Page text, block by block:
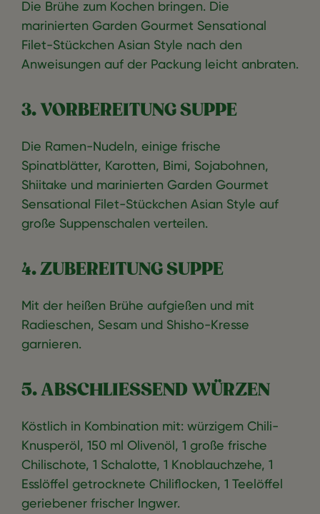
Die Brühe zum Kochen bringen. Die
marinierten Garden Gourmet Sensational
Filet-Stückchen Asian Style nach den
Anweisungen auf der Packung leicht anbraten.
3. VORBEREITUNG SUPPE
Die Ramen-Nudeln, einige frische
Spinatblätter, Karotten, Bimi, Sojabohnen,
Shiitake und marinierten Garden Gourmet
Sensational Filet-Stückchen Asian Style auf
große Suppenschalen verteilen.
4. ZUBEREITUNG SUPPE
Mit der heißen Brühe aufgießen und mit
Radieschen, Sesam und Shisho-Kresse
garnieren.
5. ABSCHLIESSEND WÜRZEN
Köstlich in Kombination mit: würzigem Chili-
Knusperöl, 150 ml Olivenöl, 1 große frische
Chilischote, 1 Schalotte, 1 Knoblauchzehe, 1
Esslöffel getrocknete Chiliflocken, 1 Teelöffel
geriebener frischer Ingwer.